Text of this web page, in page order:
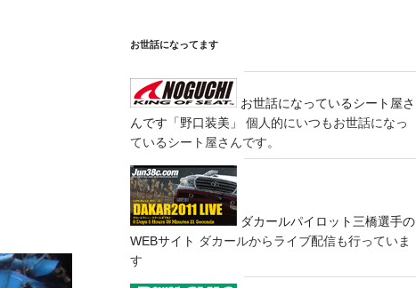
お世話になってます
お世話になっているシート屋さ
んです「野口装美」
個人的にいつもお世話になっ
ているシート屋さんです。
ダカールパイロット三橋選手の
WEBサイト ダカールからライブ配信も行っていま
す